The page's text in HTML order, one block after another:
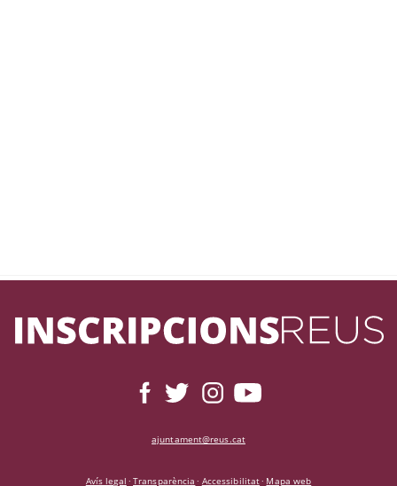
ajuntament@reus.cat
Avís legal ·Transparència · Accessibilitat· Mapa web